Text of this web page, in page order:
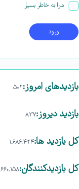
مرا به خاطر بسپار
بازدیدهای امروز:۵۰۲
بازدید دیروز:۸۳۷
کل بازدید ها:۱,۶۸۶,۴۲۴
کل بازدیدکنند‌گان:۶۶۰,۱۵۸